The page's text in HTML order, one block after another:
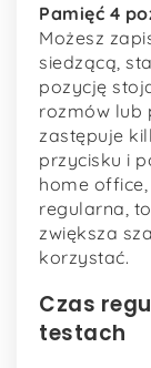
Pamięć 4
Możesz
siedzącą,
pozycję
rozmów lub
zastępuje
przycisku i
home
regularna,
zwiększa
korzystać.
Czas
testach